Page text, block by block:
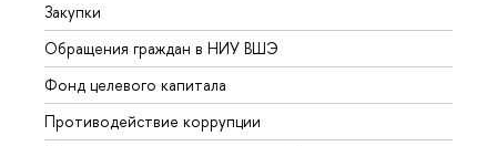
Закупки
Обращения граждан в НИУ ВШЭ
Фонд целевого капитала
Противодействие коррупции